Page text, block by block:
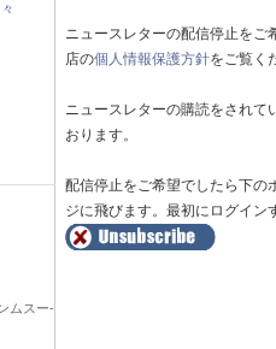
ムスー-
ニュースレターの配信停止を
店の個人情報保護方針をご覧く
ニュースレターの購読をされ
おります。
配信停止をご希望でしたら下の
ジに飛びます。最初にログイン